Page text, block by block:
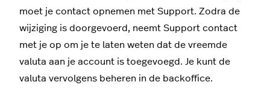
moet je contact opnemen met Support. Zodra de
wijziging is doorgevoerd, neemt Support contact
met je op om je te laten weten dat de vreemde
valuta aan je account is toegevoegd. Je kunt de
valuta vervolgens beheren in de backoffice.